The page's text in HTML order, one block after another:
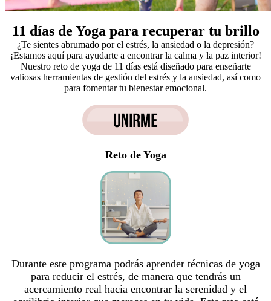
11 días de Yoga para recuperar tu brillo
¿Te sientes abrumado por el estrés, la ansiedad o la depresión?
¡Estamos aquí para ayudarte a encontrar la calma y la paz interior!
Nuestro reto de yoga de 11 días está diseñado para enseñarte
valiosas herramientas de gestión del estrés y la ansiedad, así como
para fomentar tu bienestar emocional.
Reto de Yoga
Durante este programa podrás aprender técnicas de yoga
para reducir el estrés, de manera que tendrás un
acercamiento real hacia encontrar la serenidad y el